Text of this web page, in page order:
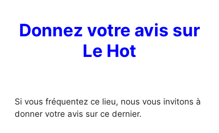
Donnez votre avis sur
Le Hot
Si vous fréquentez ce lieu, nous vous invitons à
donner votre avis sur ce dernier.